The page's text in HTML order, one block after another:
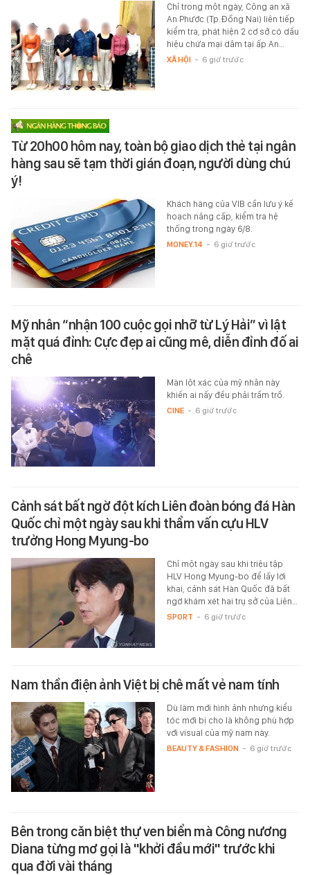
Chỉ trong một ngày, Công an xã
An Phước (Tp.Đồng Nai) liên tiếp
kiểm tra, phát hiện 2 cơ sở có dấu
hiệu chứa mại dâm tại ấp An…
XÃ HỘI - 6 giờ trước
Từ 20h00 hôm nay, toàn bộ giao dịch thẻ tại ngân
hàng sau sẽ tạm thời gián đoạn, người dùng chú
ý!
Khách hàng của VIB cần lưu ý kế
hoạch nâng cấp, kiểm tra hệ
thống trong ngày 6/8.
MONEY.14 - 6 giờ trước
Mỹ nhân “nhận 100 cuộc gọi nhỡ từ Lý Hải” vì lật
mặt quá đỉnh: Cực đẹp ai cũng mê, diễn đỉnh đố ai
chê
Màn lột xác của mỹ nhân này
khiến ai nấy đều phải trầm trồ.
CINE - 6 giờ trước
Cảnh sát bất ngờ đột kích Liên đoàn bóng đá Hàn
Quốc chỉ một ngày sau khi thẩm vấn cựu HLV
trưởng Hong Myung-bo
Chỉ một ngày sau khi triệu tập
HLV Hong Myung-bo để lấy lời
khai, cảnh sát Hàn Quốc đã bất
ngờ khám xét hai trụ sở của Liên…
SPORT - 6 giờ trước
Nam thần điện ảnh Việt bị chê mất vẻ nam tính
Dù làm mới hình ảnh nhưng kiểu
tóc mới bị cho là không phù hợp
với visual của mỹ nam này.
BEAUTY & FASHION - 6 giờ trước
Bên trong căn biệt thự ven biển mà Công nương
Diana từng mơ gọi là "khởi đầu mới" trước khi
qua đời vài tháng